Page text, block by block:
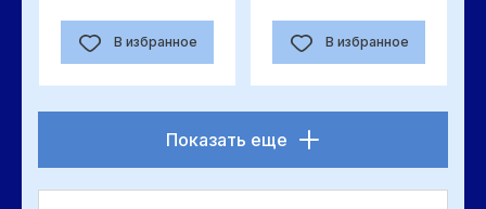
В избранное В избранное
Показать еще